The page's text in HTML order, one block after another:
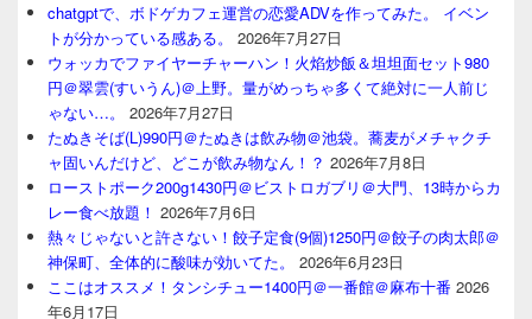
chatgptで、ボドゲカフェ運営の恋愛ADVを作ってみた。 イベン
トが分かっている感ある。
2026年7月27日
ウォッカでファイヤーチャーハン！火焰炒飯＆坦坦面セット980
円＠翠雲(すいうん)＠上野。量がめっちゃ多くて絶対に一人前じ
ゃない…。
2026年7月27日
たぬきそば(L)990円＠たぬきは飲み物＠池袋。蕎麦がメチャクチ
ャ固いんだけど、どこが飲み物なん！？ 2026年7月8日
ローストポーク200g1430円＠ビストロガブリ＠大門、13時からカ
レー食べ放題！ 2026年7月6日
熱々じゃないと許さない！餃子定食(9個)1250円＠餃子の肉太郎＠
神保町、全体的に酸味が効いてた。
2026年6月23日
ここはオススメ！タンシチュー1400円＠一番館＠麻布十番 2026
年6月17日